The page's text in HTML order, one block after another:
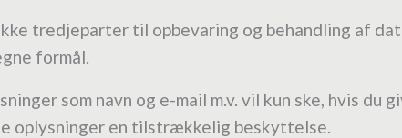
tredjeparter til opbevaring og behandling af
formål.
som navn og e-mail m.v. vil kun ske, hvis
oplysninger en tilstrækkelig beskyttelse.